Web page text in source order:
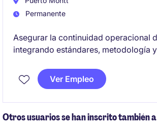
Permanente
Asegurar la continuidad operacional
integrando estándares, metodología
terreno, identificando brechas y
prácticas operativas en equipos..
Ver Empleo
Otros usuarios se han inscrito también